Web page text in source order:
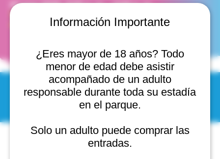
Información Importante
¿Eres mayor de 18 años? Todo
menor de edad debe asistir
acompañado de un adulto
responsable durante toda su estadía
en el parque.
Solo un adulto puede comprar las
entradas.
23 may 2026, 8:00 p. m. – 9:00 p. m.
Viña del Mar, Cam. Internacional 2440, 2541754 Viña
del Mar, Valparaíso, Chile